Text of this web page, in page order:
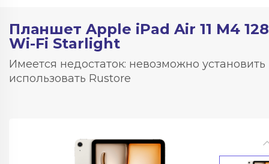
Планшет Apple iPad Air 11 M4
Wi-Fi Starlight
Имеется недостаток: невозможно установить
использовать Rustore